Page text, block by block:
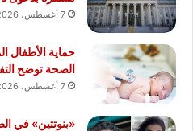
7 أغسطس، 2026
حماية الأطفال
الصحة توضح
7 أغسطس، 2026
«بنوتتين» في